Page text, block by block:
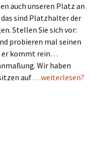
auch unseren Platz an
das sind Platzhalter der
Stellen Sie sich vor:
probieren mal seinen
er kommt rein…
Wir haben
auf …weiterlesen?